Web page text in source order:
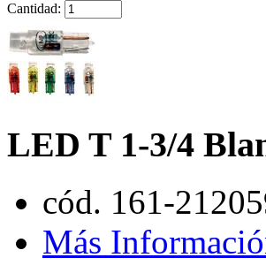
Cantidad:
LED T 1-3/4
cód. 161-
Más